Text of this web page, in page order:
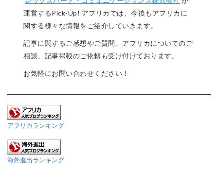
運営するPick-Up! アフリカでは、今後もアフリカに
関する様々な情報をご紹介していきます。
記事に関するご感想やご質問、アフリカについてのご
相談、記事掲載のご依頼も受け付けております。
お気軽にお問い合わせください！
アフリカランキング
海外進出ランキング